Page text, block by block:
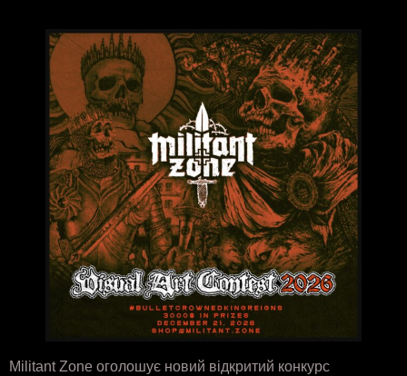
Militant Zone оголошує новий відкритий конкурс